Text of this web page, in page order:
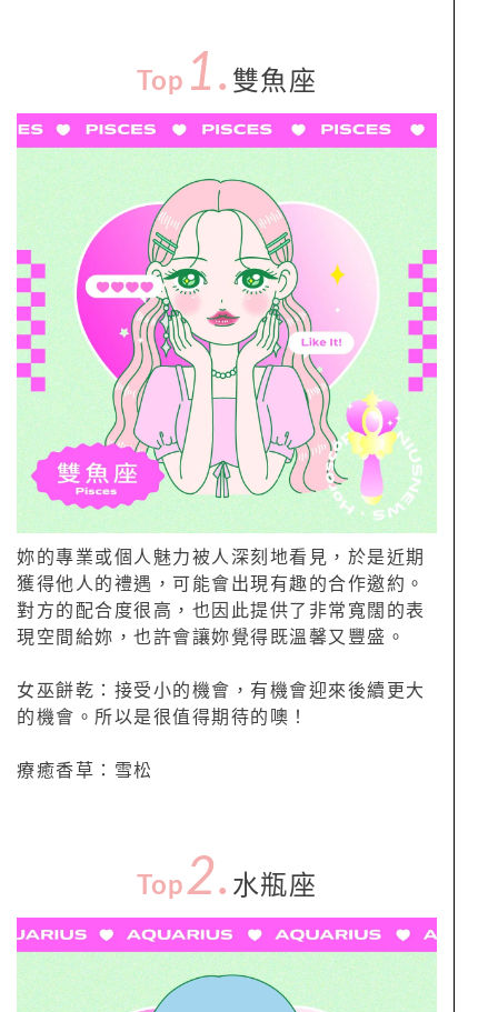
Top 1. 雙魚座
妳的專業或個人魅力被人深刻地看見，於是近期
獲得他人的禮遇，可能會出現有趣的合作邀約。
對方的配合度很高，也因此提供了非常寬闊的表
現空間給妳，也許會讓妳覺得既溫馨又豐盛。
女巫餅乾：接受小的機會，有機會迎來後續更大
的機會。所以是很值得期待的噢！
療癒香草：雪松
Top2. 水瓶座